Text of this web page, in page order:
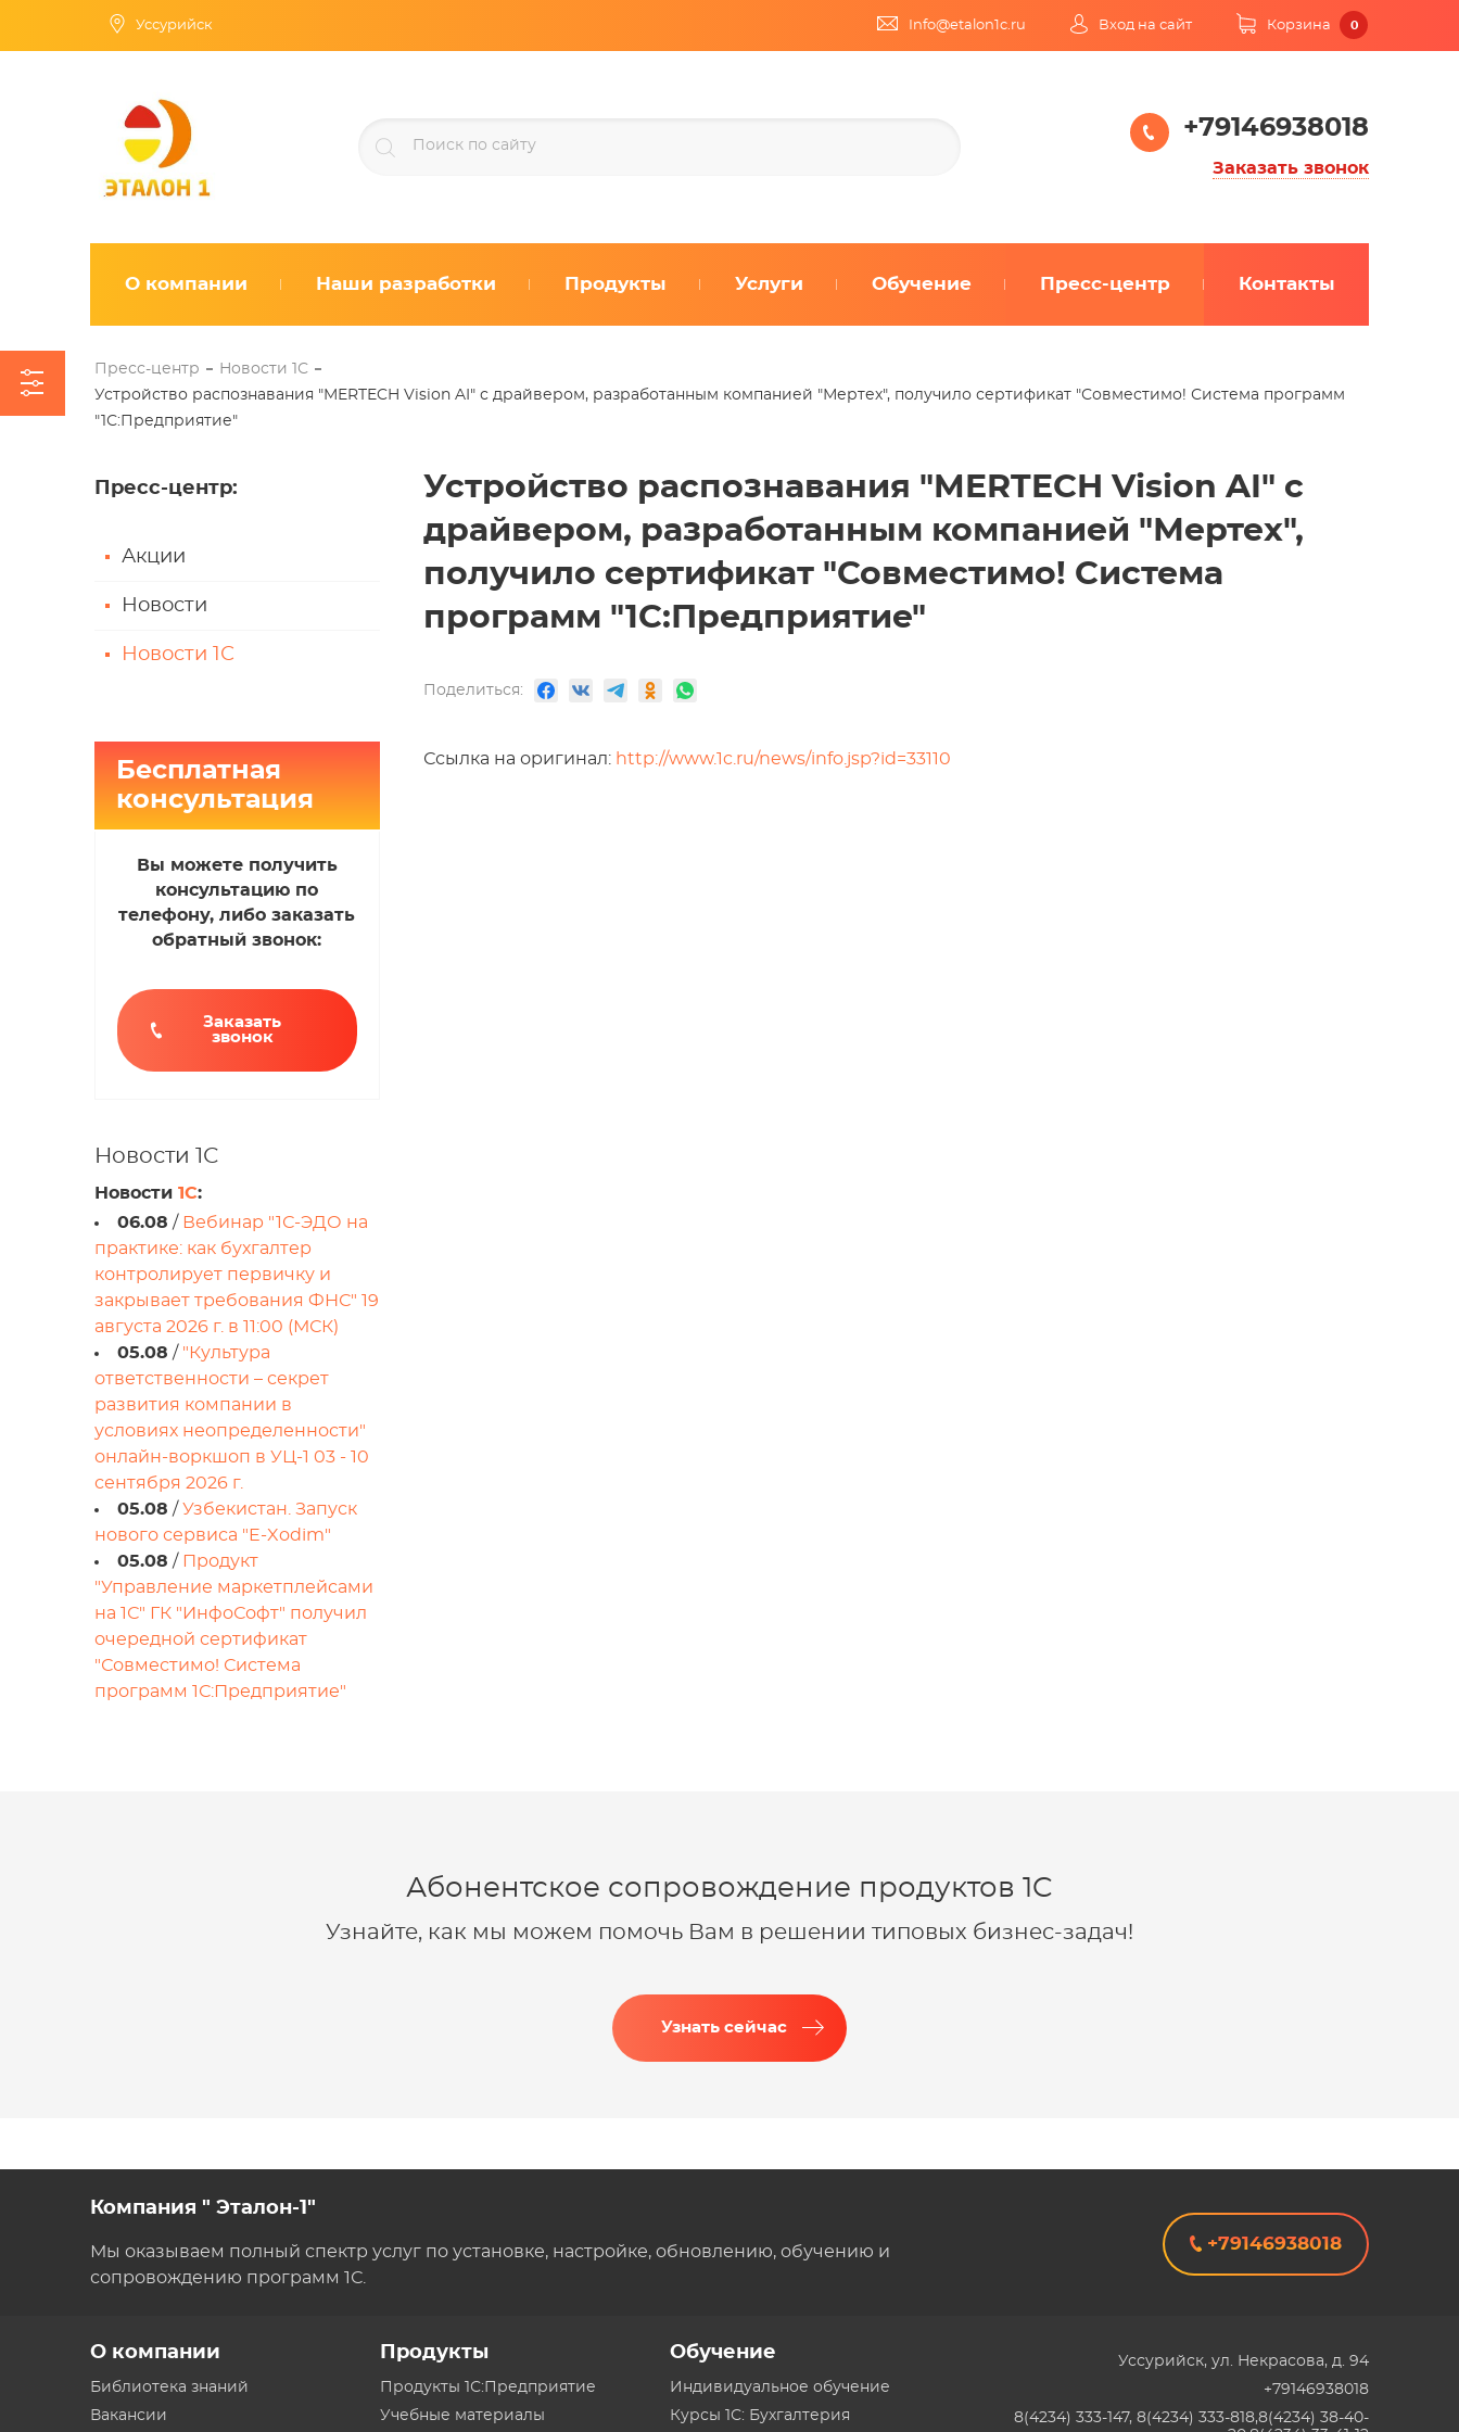
Уссурийск Info@etalon1c.ru Вход на сайт Корзина 0
+79146938018
Заказать звонок
О компании Наши разработки Продукты Услуги Обучение Пресс-центр Контакты
Пресс-центр
Новости 1С
Устройство распознавания "MERTECH Vision AI" с драйвером, разработанным компанией "Мертех", получило сертификат "Совместимо! Система программ
"1С:Предприятие"
Пресс-центр:
Акции
Новости
Новости 1С
Бесплатная
консультация
Вы можете получить
консультацию по
телефону, либо заказать
обратный звонок:
Заказать
звонок
Новости 1С
Новости 1С:
06.08 / Вебинар "1С-ЭДО на
практике: как бухгалтер
контролирует первичку и
закрывает требования ФНС" 19
августа 2026 г. в 11:00 (МСК)
05.08 / "Культура
ответственности – секрет
развития компании в
условиях неопределенности"
онлайн-воркшоп в УЦ-1 03 - 10
сентября 2026 г.
05.08 / Узбекистан. Запуск
нового сервиса "E-Xodim"
05.08 / Продукт
"Управление маркетплейсами
на 1С" ГК "ИнфоСофт" получил
очередной сертификат
"Совместимо! Система
программ 1С:Предприятие"
Устройство распознавания "MERTECH Vision AI" с
драйвером, разработанным компанией "Мертех",
получило сертификат "Совместимо! Система
программ "1С:Предприятие"
Поделиться:
Ссылка на оригинал: http://www.1c.ru/news/info.jsp?id=33110
Абонентское сопровождение продуктов 1C
Узнайте, как мы можем помочь Вам в решении типовых бизнес-задач!
Узнать сейчас
Компания " Эталон-1"
Мы оказываем полный спектр услуг по установке, настройке, обновлению, обучению и
сопровождению программ 1С.
+79146938018
О компании
Библиотека знаний
Вакансии
Продукты
Продукты 1С:Предприятие
Учебные материалы
Обучение
Индивидуальное обучение
Курсы 1С: Бухгалтерия
Уссурийск, ул. Некрасова, д. 94
+79146938018
8(4234) 333-147, 8(4234) 333-818,8(4234) 38-40-